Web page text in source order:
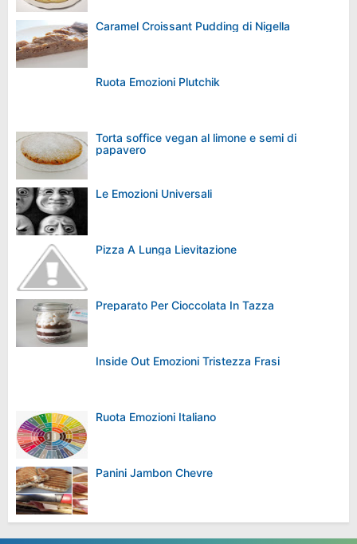
Caramel Croissant Pudding di Nigella
Ruota Emozioni Plutchik
Torta soffice vegan al limone e semi di
papavero
Le Emozioni Universali
Pizza A Lunga Lievitazione
Preparato Per Cioccolata In Tazza
Inside Out Emozioni Tristezza Frasi
Ruota Emozioni Italiano
Panini Jambon Chevre